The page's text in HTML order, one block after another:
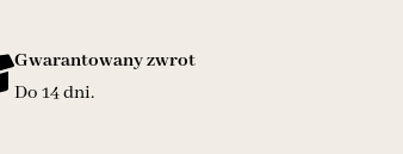
Gwarantowany zwrot
Do 14 dni.